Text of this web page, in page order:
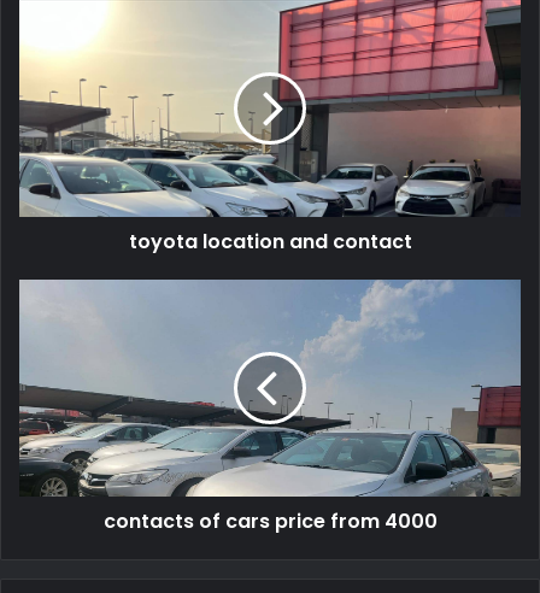
toyota location and contact
contacts of cars price from 4000